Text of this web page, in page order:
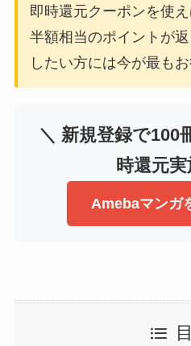
即時還元クーポンを使
半額相当のポイントが
したい方には今が最も
＼ 新規登録で100
時還元実
Amebaマンガ